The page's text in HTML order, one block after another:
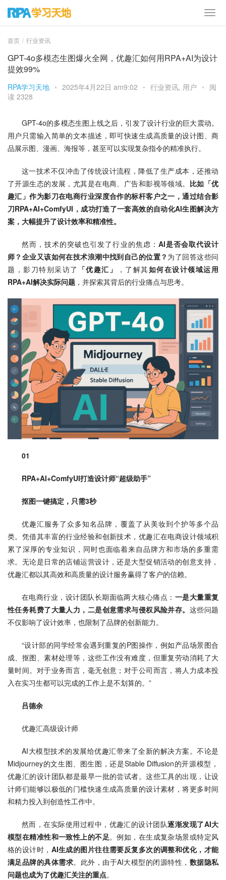
首页 行业资讯
GPT-4o多模态生图爆火全网，优趣汇如何用RPA+AI为设计
提效99%
RPA学习天地 • 2025年4月22日 am9:02 • 行业资讯, 用户 • 阅
读 2328
GPT-4o的多模态生图上线之后，引发了设计行业的巨大震动。
用户只需输入简单的文本描述，即可快速生成高质量的设计图、商
品展示图、漫画、海报等，甚至可以实现复杂指令的精准执行。
这一技术不仅冲击了传统设计流程，降低了生产成本，还推动
了开源生态的发展，尤其是在电商、广告和影视等领域。 比如「优
趣汇」作为影刀在电商行业深度合作的标杆客户之一，通过结合影
刀RPA+AI+ComfyUI，成功打造了一套高效的自动化AI生图解决方
案，大幅提升了设计效率和精准性。
然而，技术的突破也引发了行业的焦虑： AI是否会取代设计
师？企业又该如何在技术浪潮中找到自己的位置？ 为了回答这些问
题，影刀特别采访了 「优趣汇」 ，了解其如何在设计领域运用
RPA+AI解决实际问题 ，并探索其背后的行业痛点与思考。
01
RPA+AI+ComfyUI打造设计师“超级助手”
抠图一键搞定，只需3秒
优趣汇服务了众多知名品牌，覆盖了从美妆到个护等多个品
类。凭借其丰富的行业经验和创新技术，优趣汇在电商设计领域积
累了深厚的专业知识，同时也面临着来自品牌方和市场的多重需
求。无论是日常的店铺运营设计，还是大型促销活动的创意支持，
优趣汇都以其高效和高质量的设计服务赢得了客户的信赖。
在电商行业，设计团队长期面临两大核心痛点： 一是大量重复
性任务耗费了大量人力，二是创意需求与侵权风险并存。 这些问题
不仅影响了设计效率，也限制了品牌的创新能力。
“设计部的同学经常会遇到重复的P图操作，例如产品场景图合
成、抠图、素材处理等，这些工作没有难度，但重复劳动消耗了大
量时间。对于业务而言，毫无创意；对于公司而言，将人力成本投
入在实习生都可以完成的工作上是不划算的。”
吕德余
优趣汇高级设计师
AI大模型技术的发展给优趣汇带来了全新的解决方案。不论是
Midjourney的文生图、图生图，还是Stable Diffusion的开源模型，
优趣汇的设计团队都是最早一批的尝试者。这些工具的出现，让设
计师们能够以极低的门槛快速生成高质量的设计素材，将更多时间
和精力投入到创造性工作中。
然而，在实际使用过程中，优趣汇的设计团队逐渐发现了AI大
模型在精准性和一致性上的不足。例如，在生成复杂场景或特定风
格的设计时， AI生成的图片往往需要反复多次的调整和优化，才能
满足品牌的具体需求。此外，由于AI大模型的闭源特性， 数据隐私
问题也成为了优趣汇关注的重点。